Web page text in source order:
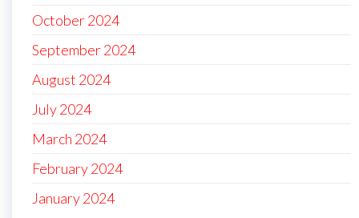
October 2024
September 2024
August 2024
July 2024
March 2024
February 2024
January 2024